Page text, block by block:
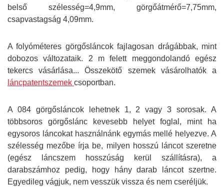
belső szélesség=4,9mm, görgőátmérő=7,75mm,
csapvastagság 4,09mm.
A folyóméteres görgősláncok fajlagosan drágábbak, mint
dobozos változataik. 2 m felett meggondolandó egész
tekercs vásárlása... Összekötő szemek vásárolhatók a
láncpatentszemek csoportban.
A 084 görgősláncok lehetnek 1, 2 vagy 3 sorosak. A
többsoros görgőslánc kevesebb helyet foglal, mint ha
egysoros láncokat használnánk egymás mellé helyezve. A
szélesség mezőbe írja be, milyen hosszú láncot szeretne
(egész láncszem hosszúság kerül szállításra), a
darabszámhoz pedig, hogy hány darab láncot szertne.
Egyedileg vágjuk, nem vesszük vissza és nem cseréljük.